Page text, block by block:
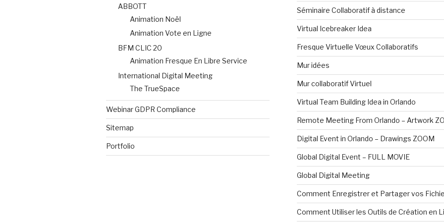
ABBOTT
Animation Noël
Animation Vote en Ligne
BFM CLIC 20
Animation Fresque En Libre Service
International Digital Meeting
The TrueSpace
Webinar GDPR Compliance
Sitemap
Portfolio
Séminaire Collaboratif à distance
Virtual Icebreaker Idea
Fresque Virtuelle Vœux Collaboratifs
Mur idées
Mur collaboratif Virtuel
Virtual Team Building Idea in Orlando
Remote Meeting From Orlando – Artwork
Digital Event in Orlando – Drawings ZOOM
Global Digital Event – FULL MOVIE
Global Digital Meeting
Comment Enregistrer et Partager vos
Comment Utiliser les Outils de Création en